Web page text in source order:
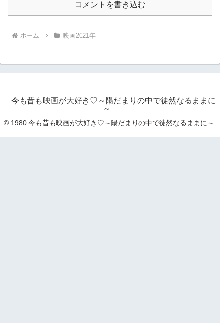
コメントを書き込む
ホーム 映画2021年
今も昔も映画が大好き♡～陽だまりの中で徒然なるままに
～
© 1980 今も昔も映画が大好き♡～陽だまりの中で徒然なるままに～.